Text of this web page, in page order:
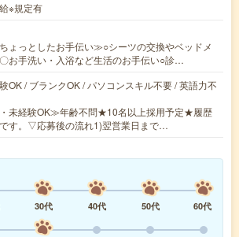
※規定有
ょっとしたお手伝い≫○シーツの交換やベッドメ
お手洗い・入浴など生活のお手伝い○診…
OK / ブランクOK / パソコンスキル不要 / 英語力不
未経験OK≫年齢不問★10名以上採用予定★履歴
す。▽応募後の流れ1)翌営業日まで…
30代 40代 50代
60代